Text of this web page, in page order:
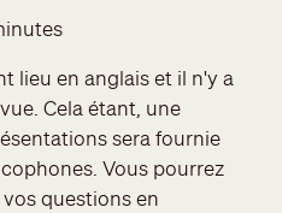
lieu en anglais et il n'y a
Cela étant, une
sera fournie
Vous pourrez
questions en